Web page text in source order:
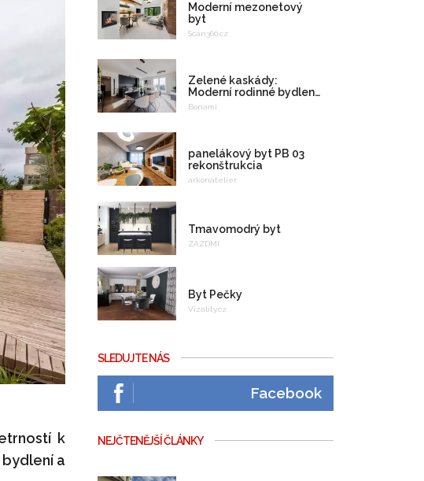
k
a
Moderní mezonetový
byt
Scan360.cz
Zelené kaskády:
Moderní rodinné bydlení
na celý život
Bonami
panelákový byt PB 03
rekonštrukcia
arkonatelier
Tmavomodrý byt
ZAZDMI
Byt Pečky
Vizality.cz
SLEDUJTE NÁS
Facebook
NEJČTENĚJŠÍ ČLÁNKY